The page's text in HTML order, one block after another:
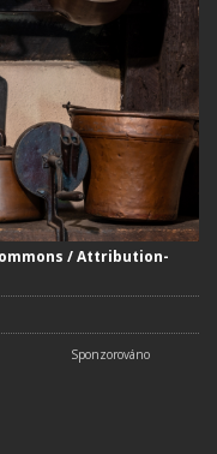
/ Attribution-